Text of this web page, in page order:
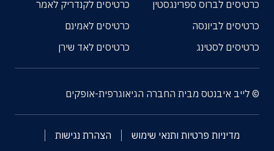
כרטיסים לברוס ספרינגסטין
כרטיסים לקנדריק לאמר
כרטיסים לביונסה
כרטיסים לאמינם
כרטיסים לסטינג
כרטיסים לאד שירן
© לייב איבנטס מבית החברה הגיאוגרפית-אופקים
מדיניות פרטיות ותנאי שימוש
הצהרת נגישות